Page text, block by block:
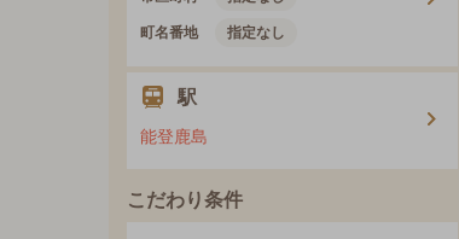
町名番地 指定なし
駅
能登鹿島
こだわり条件